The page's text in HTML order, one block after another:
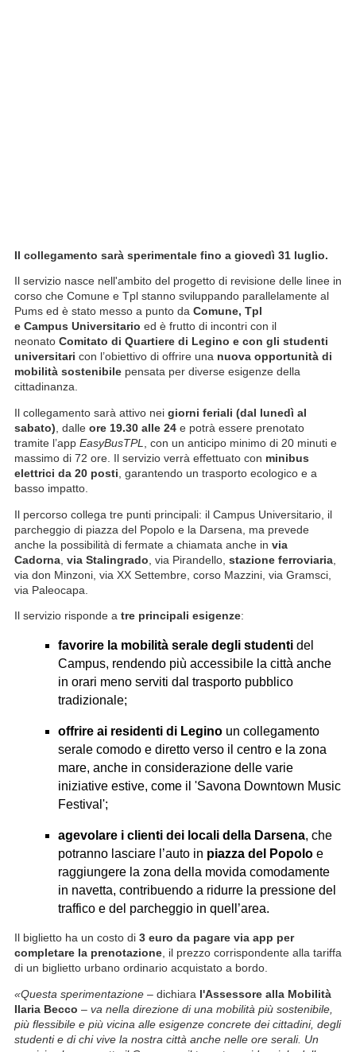
Il collegamento sarà sperimentale fino a giovedì 31 luglio.
Il servizio nasce nell'ambito del progetto di revisione delle linee in
corso che Comune e Tpl stanno sviluppando parallelamente al
Pums ed è stato messo a punto da Comune, Tpl
e Campus Universitario ed è frutto di incontri con il
neonato Comitato di Quartiere di Legino e con gli studenti
universitari con l’obiettivo di offrire una nuova opportunità di
mobilità sostenibilepensata per diverse esigenze della
cittadinanza.
Il collegamento sarà attivo nei giorni feriali (dal lunedì al
sabato), dalle ore 19.30 alle 24e potrà essere prenotato
tramite l’app EasyBusTPL, con un anticipo minimo di 20 minuti e
massimo di 72 ore. Il servizio verrà effettuato con minibus
elettrici da 20 posti, garantendo un trasporto ecologico e a
basso impatto.
Il percorso collega tre punti principali: il Campus Universitario, il
parcheggio di piazza del Popolo e la Darsena, ma prevede
anche la possibilità di fermate a chiamata anche in via
Cadorna, via Stalingrado , via Pirandello, stazione ferroviaria,
via don Minzoni, via XX Settembre, corso Mazzini, via Gramsci,
via Paleocapa.
Il servizio risponde a tre principali esigenze:
favorire la mobilità serale degli studenti del
Campus, rendendo più accessibile la città anche
in orari meno serviti dal trasporto pubblico
tradizionale;
offrire ai residenti di Legino un collegamento
serale comodo e diretto verso il centro e la zona
mare, anche in considerazione delle varie
iniziative estive, come il 'Savona Downtown Music
Festival';
agevolare i clienti dei locali della Darsena, che
potranno lasciare l’auto in piazza del Popolo e
raggiungere la zona della movida comodamente
in navetta, contribuendo a ridurre la pressione del
traffico e del parcheggio in quell’area.
Il biglietto ha un costo di 3 euro da pagare via app per
completare la prenotazione, il prezzo corrispondente alla tariffa
di un biglietto urbano ordinario acquistato a bordo.
«Questa sperimentazione – dichiara l'Assessore alla Mobilità
Ilaria Becco –va nella direzione di una mobilità più sostenibile,
più flessibile e più vicina alle esigenze concrete dei cittadini, degli
studenti e di chi vive la nostra città anche nelle ore serali. Un